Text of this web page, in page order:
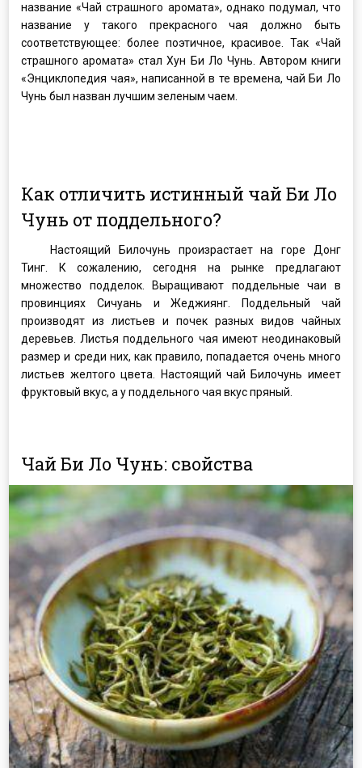
название «Чай страшного аромата», однако подумал, что
название у такого прекрасного чая должно быть
соответствующее: более поэтичное, красивое. Так «Чай
страшного аромата» стал Хун Би Ло Чунь. Автором книги
«Энциклопедия чая», написанной в те времена, чай Би Ло
Чунь был назван лучшим зеленым чаем.
Как отличить истинный чай Би Ло
Чунь от поддельного?
Настоящий Билочунь произрастает на горе Донг
Тинг. К сожалению, сегодня на рынке предлагают
множество подделок. Выращивают поддельные чаи в
провинциях Сичуань и Жеджиянг. Поддельный чай
производят из листьев и почек разных видов чайных
деревьев. Листья поддельного чая имеют неодинаковый
размер и среди них, как правило, попадается очень много
листьев желтого цвета. Настоящий чай Билочунь имеет
фруктовый вкус, а у поддельного чая вкус пряный.
Чай Би Ло Чунь: свойства